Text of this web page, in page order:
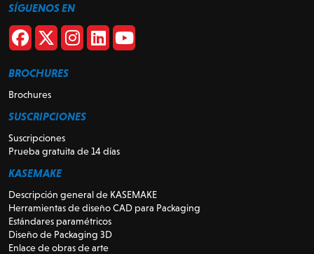
SÍGUENOS EN
BROCHURES
Brochures
SUSCRIPCIONES
Suscripciones
Prueba gratuita de 14 días
KASEMAKE
Descripción general de KASEMAKE
Herramientas de diseño CAD para Packaging
Estándares paramétricos
Diseño de Packaging 3D
Enlace de obras de arte